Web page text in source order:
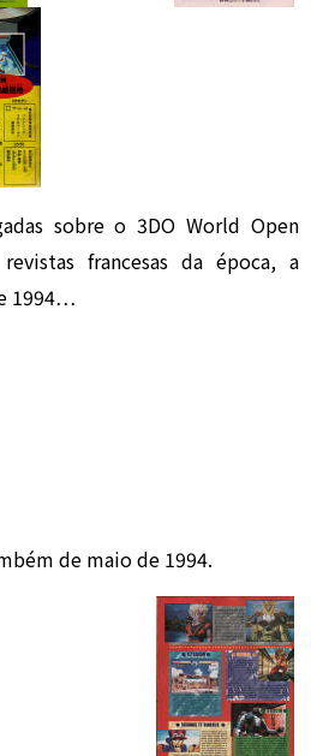
sobre o 3DO World Open
francesas da época, a
1994…
de maio de 1994.